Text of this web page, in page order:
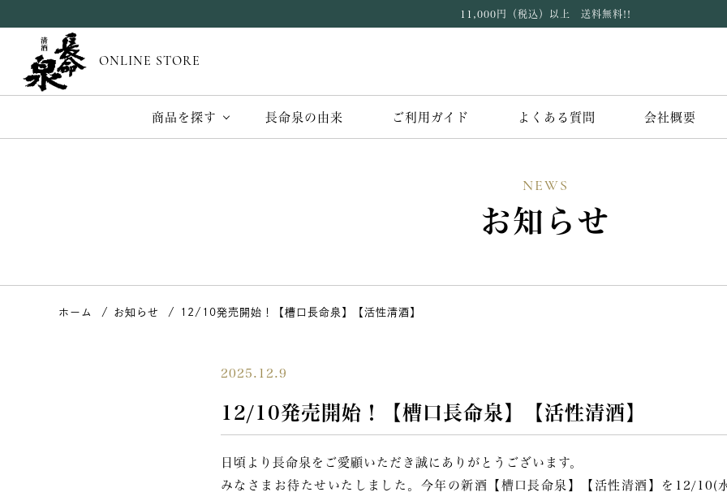
11,000円（税込）以上 送料無料!!
ONLINE STORE
商品を探す 長命泉の由来 ご利用ガイド よくある質問 会社概要
NEWS
お知らせ
ホーム お知らせ 12/10発売開始！【槽口長命泉】【活性清酒】
2025.12.9
12/10発売開始！【槽口長命泉】【活性清酒】
日頃より長命泉をご愛顧いただき誠にありがとうございます。
みなさまお待たせいたしました。今年の新酒【槽口長命泉】【活性清酒】を12/10(